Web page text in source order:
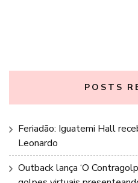
POSTS
Feriadão: Iguatemi Hall
Leonardo
Outback lança ‘O